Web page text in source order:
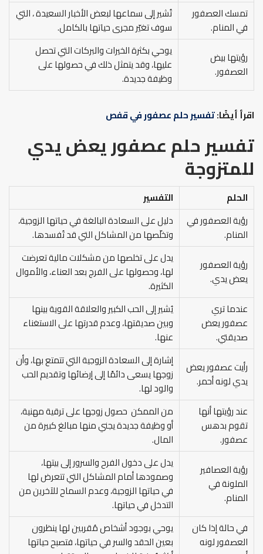
تمسك العصفور
في المنام.
تُشير إلى سماعها لبعض الأخبار السعيدة ، التي
سوف تغيّر مجرى حياتها بالكامل.
رؤيتها بيض
العصفور.
يوحي بكثرة الخيرات والبركات التي تحصل
عليها، وقد يتمثل ذلك في حصولها على
وظيفة جديدة.
اقرأ أيضًا:تفسير حلم عصفور في قفص
تفسير حلم عصفور يعض يدي
للمتزوجة
الحلم
التفسير
رؤية العصفور في
المنام.
دليل على السعادة البالغة في حياتها الزوجية،
وتخلّصها من المشاكل التي قد تُفسدها.
رؤية العصفور
يعض يدي.
يدل على تخلصها من مشكلات مالية تعرضت
لها، وحصولها على الفرج بعد العناء، والأموال
الكثيرة.
عندما تري
عصفور يعض
صديقتي.
يُشير إلى الحب الكبير والعلاقة القوية بينها
وبين صديقتها، وعدم قدرتها على الاستغناء
عنها.
رأيت عصفور يعض
يدي لونه أحمر.
إشارة إلى السعادة الزوجية التي تتمتع بها، وأن
زوجها يسعى دائمًا إلى إرضائها وتقديم الحب
والود لها.
عند رؤيتها أنها
تقوم بدهس
عصفور.
من الممكن حصول زوجها على ترقية مهنية،
أو وظيفة جديدة يجني منها مبالغ كبيرة من
المال.
رؤية العصافير
الملونة في
المنام.
يدل على دخول الفرح والسرور إلى بيتها،
وصمودها أمام المشاكل التي تتعرض لها
في حياتها الزوجية، وعدم السماح للآخرين من
التدخل في حياتها.
في حالة إذا كان
العصفور لونه
يوحي بوجود أشخاص مُقربين لها ينظرون
بعين الحقد والسر في حياتها، فتصبح حياتها